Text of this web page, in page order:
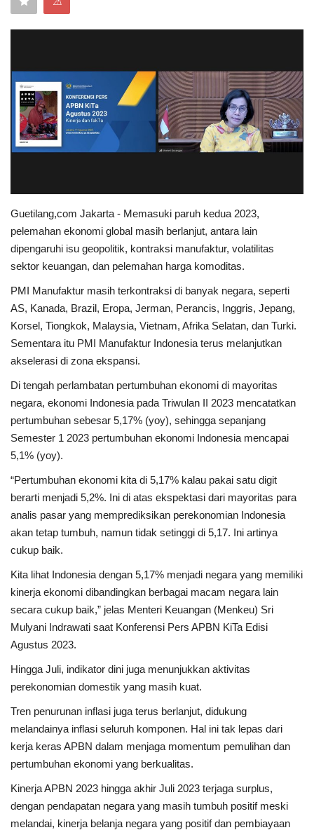
Cybers Event
UMKM & Ekonomi Kreatif
Pendidikan
Informasi Journalism
Olahraga
Kesehatan
Layanan Publik
Perempuan/Anak
Guetilang,com Jakarta - Memasuki paruh kedua 2023,
pelemahan ekonomi global masih berlanjut, antara lain
dipengaruhi isu geopolitik, kontraksi manufaktur, volatilitas
sektor keuangan, dan pelemahan harga komoditas.​
PMI Manufaktur masih terkontraksi di banyak negara, seperti
AS, Kanada, Brazil, Eropa, Jerman, Perancis, Inggris, Jepang,
Korsel, Tiongkok, Malaysia, Vietnam, Afrika Selatan, dan Turki.
Sementara itu PMI Manufaktur Indonesia terus melanjutkan
akselerasi di zona ekspansi.
Di tengah perlambatan pertumbuhan ekonomi di mayoritas
negara, ekonomi Indonesia pada Triwulan II 2023 mencatatkan
pertumbuhan sebesar 5,17% (yoy), sehingga sepanjang
Semester 1 2023 pertumbuhan ekonomi Indonesia mencapai
5,1% (yoy)​.
“Pertumbuhan ekonomi kita di 5,17% kalau pakai satu digit
berarti menjadi 5,2%. Ini di atas ekspektasi dari mayoritas para
analis pasar yang memprediksikan perekonomian Indonesia
akan tetap tumbuh, namun tidak setinggi di 5,17. Ini artinya
cukup baik.
Kita lihat Indonesia dengan 5,17% menjadi negara yang memiliki
kinerja ekonomi dibandingkan berbagai macam negara lain
secara cukup baik,” jelas Menteri Keuangan (Menkeu) Sri
Mulyani Indrawati saat Konferensi Pers APBN KiTa Edisi
Agustus 2023.
Hingga Juli, indikator dini juga menunjukkan aktivitas
perekonomian domestik yang masih kuat.
Tren penurunan inflasi juga terus berlanjut, didukung
melandainya inflasi seluruh komponen. Hal ini tak lepas dari
kerja keras APBN dalam menjaga momentum pemulihan dan
pertumbuhan ekonomi yang berkualitas.
Kinerja APBN 2023 hingga akhir Juli 2023 terjaga surplus,
dengan pendapatan negara yang masih tumbuh positif meski
melandai, kinerja belanja negara yang positif dan pembiayaan